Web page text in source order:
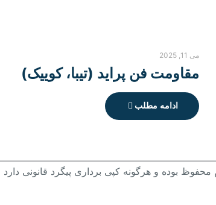
می 11, 2025
مقاومت فن پراید (تیبا، کوییک)
ادامه مطلب
بوده و هرگونه کپی برداری پیگرد قانونی دارد